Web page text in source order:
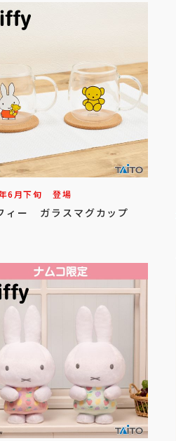
6月下旬 登場
ィー ガラスマグカップ